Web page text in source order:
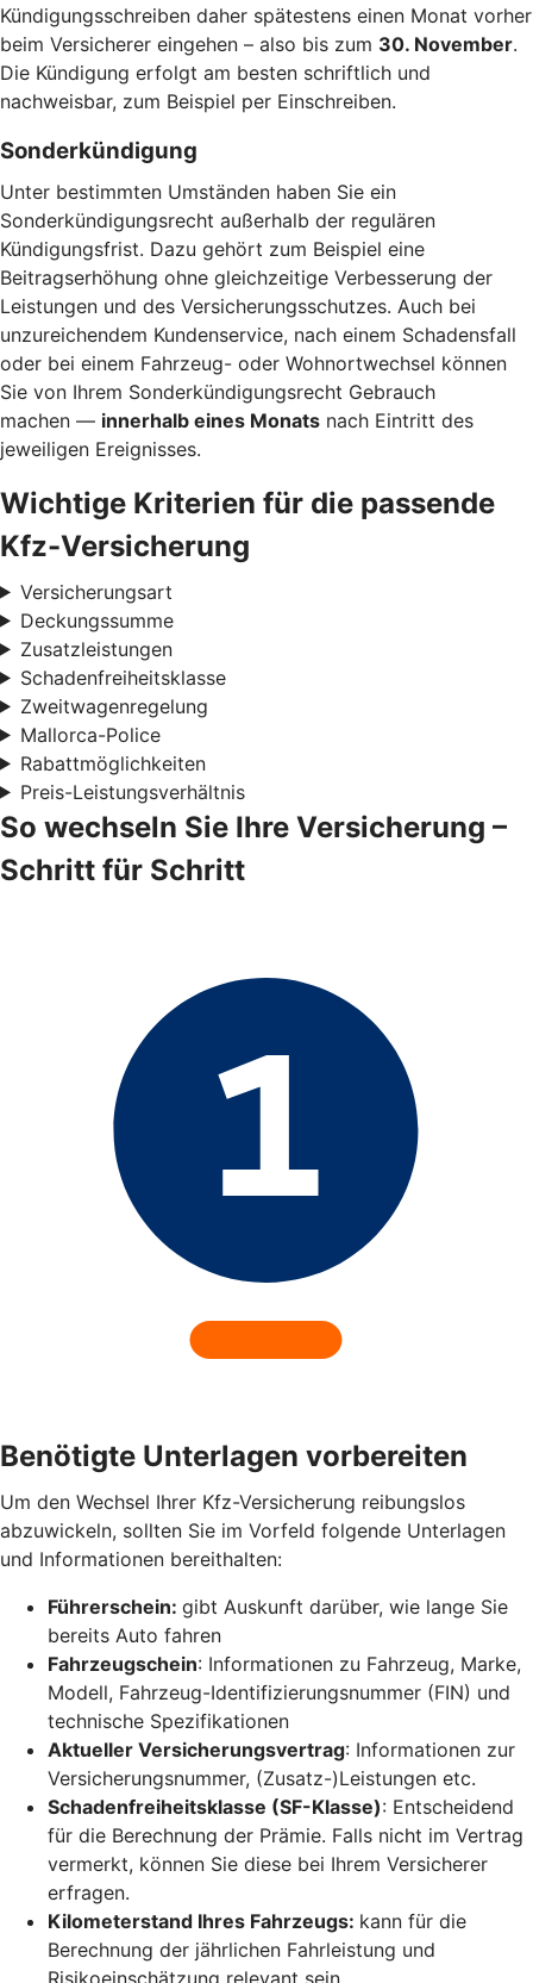
Kündigungsschreiben daher spätestens einen Monat vorher
beim Versicherer eingehen – also bis zum 30. November.
Die Kündigung erfolgt am besten schriftlich und
nachweisbar, zum Beispiel per Einschreiben.
Sonderkündigung
Unter bestimmten Umständen haben Sie ein
Sonderkündigungsrecht außerhalb der regulären
Kündigungsfrist. Dazu gehört zum Beispiel eine
Beitragserhöhung ohne gleichzeitige Verbesserung der
Leistungen und des Versicherungsschutzes. Auch bei
unzureichendem Kundenservice, nach einem Schadensfall
oder bei einem Fahrzeug- oder Wohnortwechsel können
Sie von Ihrem Sonderkündigungsrecht Gebrauch
machen — innerhalb eines Monats nach Eintritt des
jeweiligen Ereignisses.
Wichtige Kriterien für die passende
Kfz-Versicherung
Versicherungsart
Deckungssumme
Zusatzleistungen
Schadenfreiheitsklasse
Zweitwagenregelung
Mallorca-Police
Rabattmöglichkeiten
Preis-Leistungsverhältnis
So wechseln Sie Ihre Versicherung –
Schritt für Schritt
Benötigte Unterlagen vorbereiten
Um den Wechsel Ihrer Kfz-Versicherung reibungslos
abzuwickeln, sollten Sie im Vorfeld folgende Unterlagen
und Informationen bereithalten:
Führerschein: gibt Auskunft darüber, wie lange Sie
bereits Auto fahren
Fahrzeugschein: Informationen zu Fahrzeug, Marke,
Modell, Fahrzeug-Identifizierungsnummer (FIN) und
technische Spezifikationen
Aktueller Versicherungsvertrag: Informationen zur
Versicherungsnummer, (Zusatz-)Leistungen etc.
Schadenfreiheitsklasse (SF-Klasse): Entscheidend
für die Berechnung der Prämie. Falls nicht im Vertrag
vermerkt, können Sie diese bei Ihrem Versicherer
erfragen.
Kilometerstand Ihres Fahrzeugs: kann für die
Berechnung der jährlichen Fahrleistung und
Risikoeinschätzung relevant sein